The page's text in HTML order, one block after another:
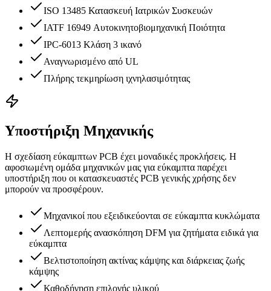
ISO 13485 Κατασκευή Ιατρικών Συσκευών
IATF 16949 Αυτοκινητοβιομηχανική Ποιότητα
IPC-6013 Κλάση 3 ικανό
Αναγνωρισμένο από UL
Πλήρης τεκμηρίωση ιχνηλασιμότητας
Υποστήριξη Μηχανικής
Η σχεδίαση εύκαμπτων PCB έχει μοναδικές προκλήσεις. Η
αφοσιωμένη ομάδα μηχανικών μας για εύκαμπτα παρέχει
υποστήριξη που οι κατασκευαστές PCB γενικής χρήσης δεν
μπορούν να προσφέρουν.
Μηχανικοί που εξειδικεύονται σε εύκαμπτα κυκλώματα
Λεπτομερής ανασκόπηση DFM για ζητήματα ειδικά για
εύκαμπτα
Βελτιστοποίηση ακτίνας κάμψης και διάρκειας ζωής
κάμψης
Καθοδήγηση επιλογής υλικού